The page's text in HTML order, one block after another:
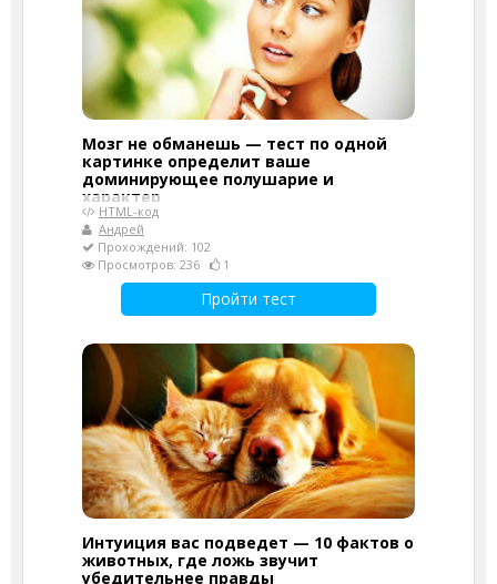
Мозг не обманешь — тест по одной
картинке определит ваше
доминирующее полушарие и
характер
HTML-код
Андрей
Прохождений: 102
Просмотров: 236
1
Пройти тест
Интуиция вас подведет — 10 фактов о
животных, где ложь звучит
убедительнее правды